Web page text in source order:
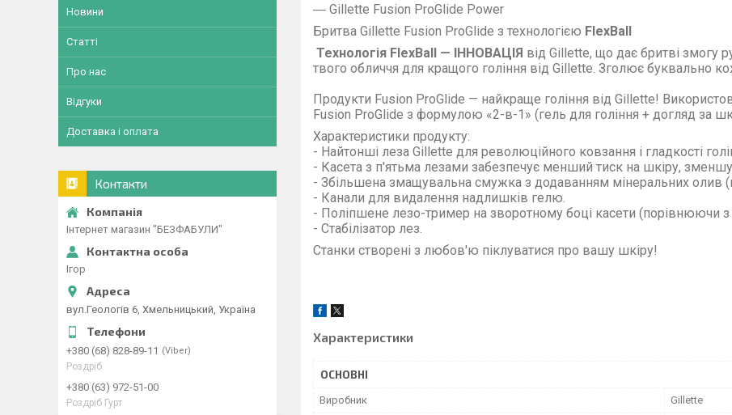
― Gillette Fusion ProGlide Power
Бритва Gillette Fusion ProGlide з технологією FlexBall
Технологія FlexBall — ІННОВАЦІЯ від Gillette, що дає бритві змогу
твого обличчя для кращого гоління від Gillette. Зголює буквально
Продукти Fusion ProGlide — найкраще гоління від Gillette!
Fusion ProGlide з формулою «2-в-1» (гель для гоління + догляд за
Характеристики продукту:
- Найтонші леза Gillette для революційного ковзання і гладкості
- Касета з п'ятьма лезами забезпечує менший тиск на шкіру,
- Збільшена змащувальна смужка з додаванням мінеральних олив
- Канали для видалення надлишків гелю.
- Поліпшене лезо-тример на зворотному боці касети (порівнюючи з
- Стабілізатор лез.
Станки створені з любов'ю піклуватися про вашу шкіру!
Характеристики
ОСНОВНІ
Виробник Gillette
Новини
Статті
Про нас
Відгуки
Доставка і оплата
Контакти
Інтернет магазин "БЕЗФАБУЛИ"
Ігор
вул.Геологів 6, Хмельницький, Україна
+380 (68) 828-89-11 Viber
Роздріб
+380 (63) 972-51-00
Роздріб Гурт